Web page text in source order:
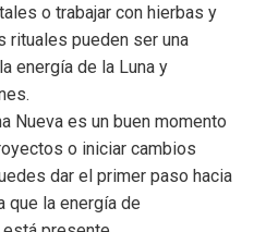
o trabajar con hierbas y
rituales pueden ser una
energía de la Luna y
Nueva es un buen momento
o iniciar cambios
dar el primer paso hacia
que la energía de